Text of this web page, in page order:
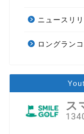
ニュースリ
ロングラン
ス